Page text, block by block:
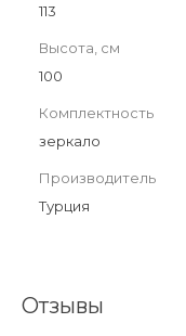
113
Высота, см
100
Комплектность
зеркало
Производитель
Турция
Отзывы